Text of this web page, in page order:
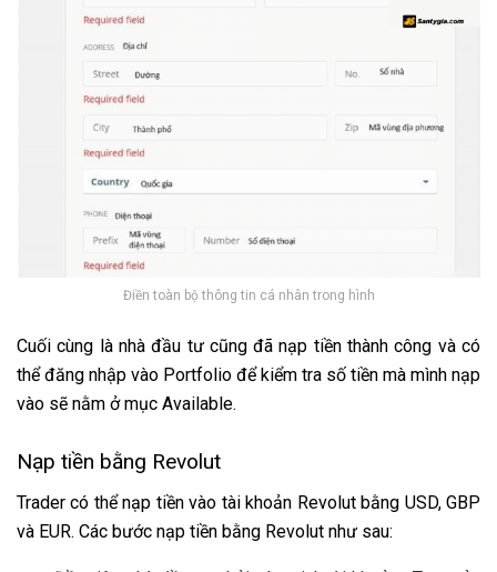
Điền toàn bộ thông tin cá nhân trong hình
Cuối cùng là nhà đầu tư cũng đã nạp tiền thành công và có
thể đăng nhập vào Portfolio để kiểm tra số tiền mà mình nạp
vào sẽ nằm ở mục Available.
Nạp tiền bằng Revolut
Trader có thể nạp tiền vào tài khoản Revolut bằng USD, GBP
và EUR. Các bước nạp tiền bằng Revolut như sau: